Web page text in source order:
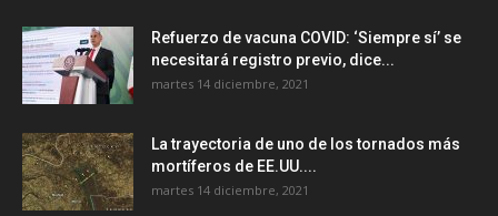
Refuerzo de vacuna COVID: ‘Siempre sí’ se
necesitará registro previo, dice...
martes 14 diciembre, 2021
La trayectoria de uno de los tornados más
mortíferos de EE.UU....
martes 14 diciembre, 2021